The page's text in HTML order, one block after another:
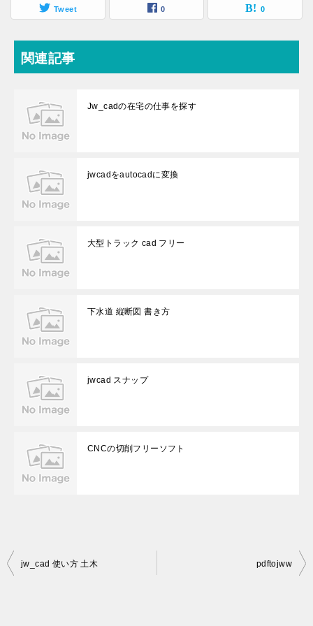
Tweet 0 0
関連記事
Jw_cadの在宅の仕事を探す
jwcadをautocadに変換
大型トラック cad フリー
下水道 縦断図 書き方
jwcad スナップ
CNCの切削フリーソフト
投
jw_cad 使い方 土木 pdftojww